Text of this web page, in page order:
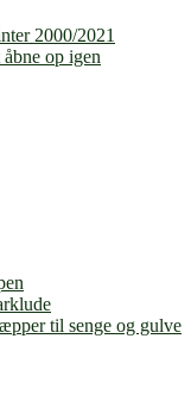
2000/2021
op igen
til senge og gulve